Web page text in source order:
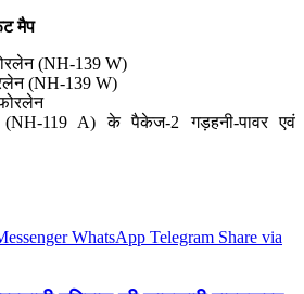
मैप
(NH-139 W)
(NH-139 W)
(NH-119 A) के पैकेज-2 गड़हनी-पावर एवं
WhatsApp Telegram Share via